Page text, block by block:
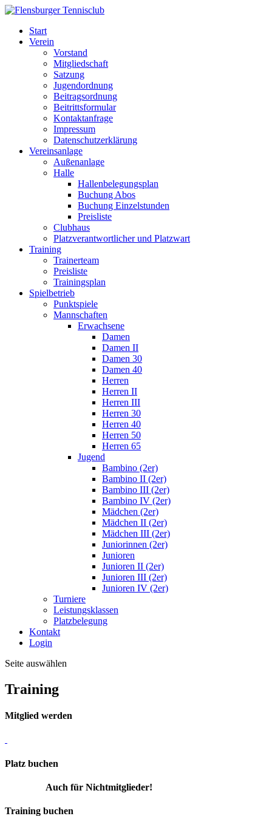
Start
Verein
Vorstand
Mitgliedschaft
Satzung
Jugendordnung
Beitragsordnung
Beitrittsformular
Kontaktanfrage
Impressum
Datenschutzerklärung
Vereinsanlage
Außenanlage
Halle
Hallenbelegungsplan
Buchung Abos
Buchung Einzelstunden
Preisliste
Clubhaus
Platzverantwortlicher und Platzwart
Training
Trainerteam
Preisliste
Trainingsplan
Spielbetrieb
Punktspiele
Mannschaften
Erwachsene
Damen
Damen II
Damen 30
Damen 40
Herren
Herren II
Herren III
Herren 30
Herren 40
Herren 50
Herren 65
Jugend
Bambino (2er)
Bambino II (2er)
Bambino III (2er)
Bambino IV (2er)
Mädchen (2er)
Mädchen II (2er)
Mädchen III (2er)
Juniorinnen (2er)
Junioren
Junioren II (2er)
Junioren III (2er)
Junioren IV (2er)
Turniere
Leistungsklassen
Platzbelegung
Kontakt
Login
Seite auswählen
Training
Mitglied werden
Platz buchen
Auch für Nichtmitglieder!
Training buchen